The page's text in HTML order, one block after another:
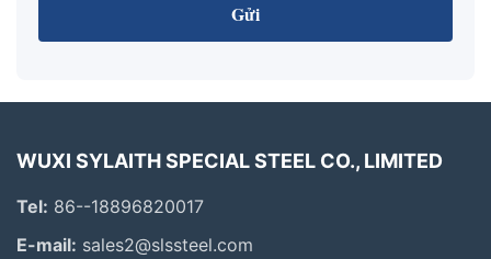
Gửi
WUXI SYLAITH SPECIAL STEEL CO., LIMITED
Tel: 86--18896820017
E-mail: sales2@slssteel.com